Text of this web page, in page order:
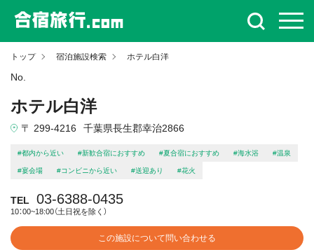
トップ 宿泊施設検索 ホテル白洋
No.
ホテル白洋
〒 299-4216 千葉県長生郡幸治2866
#都内から近い #新歓合宿におすすめ #夏合宿におすすめ #海水浴 #温泉
#宴会場 #コンビニから近い #送迎あり #花火
TEL 03-6388-0435
10：00~18:00（土日祝を除く）
この施設について問い合わせる